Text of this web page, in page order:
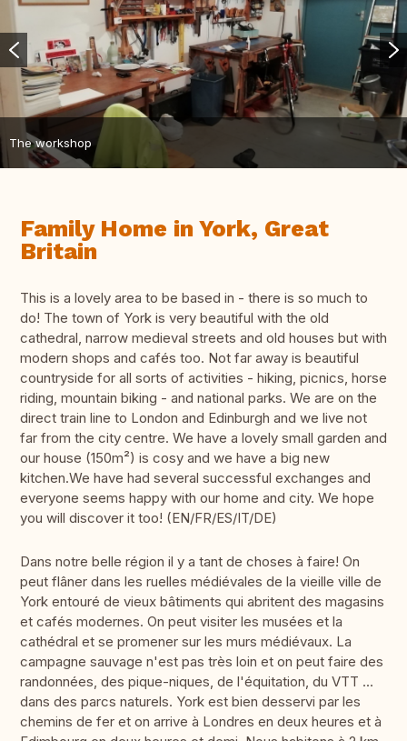
The workshop
Family Home in York, Great
Britain
This is a lovely area to be based in - there is so much to
do! The town of York is very beautiful with the old
cathedral, narrow medieval streets and old houses but with
modern shops and cafés too. Not far away is beautiful
countryside for all sorts of activities - hiking, picnics, horse
riding, mountain biking - and national parks. We are on the
direct train line to London and Edinburgh and we live not
far from the city centre. We have a lovely small garden and
our house (150m²) is cosy and we have a big new
kitchen.We have had several successful exchanges and
everyone seems happy with our home and city. We hope
you will discover it too! (EN/FR/ES/IT/DE)
Dans notre belle région il y a tant de choses à faire! On
peut flâner dans les ruelles médiévales de la vieille ville de
York entouré de vieux bâtiments qui abritent des magasins
et cafés modernes. On peut visiter les musées et la
cathédral et se promener sur les murs médiévaux. La
campagne sauvage n'est pas très loin et on peut faire des
randonnées, des pique-niques, de l'équitation, du VTT ...
dans des parcs naturels. York est bien desservi par les
chemins de fer et on arrive à Londres en deux heures et à